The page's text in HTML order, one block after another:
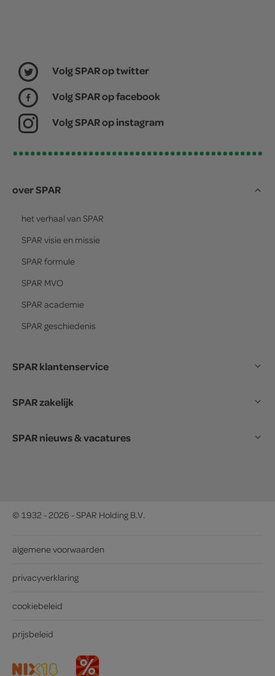
Volg SPAR op twitter
Volg SPAR op facebook
Volg SPAR op instagram
over SPAR
het verhaal van SPAR
SPAR visie en missie
SPAR formule
SPAR MVO
SPAR academie
SPAR geschiedenis
SPAR klantenservice
SPAR zakelijk
SPAR nieuws & vacatures
© 1932 - 2026 - SPAR Holding B.V.
algemene voorwaarden
privacyverklaring
cookiebeleid
prijsbeleid